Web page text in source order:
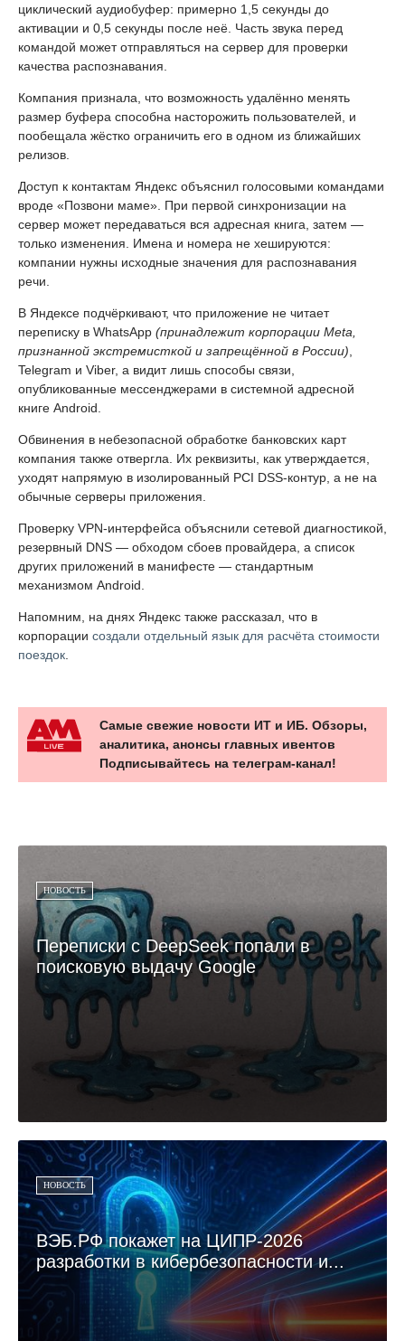
циклический аудиобуфер: примерно 1,5 секунды до
активации и 0,5 секунды после неё. Часть звука перед
командой может отправляться на сервер для проверки
качества распознавания.
Компания признала, что возможность удалённо менять
размер буфера способна насторожить пользователей, и
пообещала жёстко ограничить его в одном из ближайших
релизов.
Доступ к контактам Яндекс объяснил голосовыми командами
вроде «Позвони маме». При первой синхронизации на
сервер может передаваться вся адресная книга, затем —
только изменения. Имена и номера не хешируются:
компании нужны исходные значения для распознавания
речи.
В Яндексе подчёркивают, что приложение не читает
переписку в WhatsApp (принадлежит корпорации Meta,
признанной экстремисткой и запрещённой в России)
Telegram и Viber, а видит лишь способы связи,
опубликованные мессенджерами в системной адресной
книге Android.
Обвинения в небезопасной обработке банковских карт
компания также отвергла. Их реквизиты, как утверждается,
уходят напрямую в изолированный PCI DSS-контур, а не на
обычные серверы приложения.
Проверку VPN-интерфейса объяснили сетевой диагностикой,
резервный DNS — обходом сбоев провайдера, а список
других приложений в манифесте — стандартным
механизмом Android.
Напомним, на днях Яндекс также рассказал, что в
корпорации создали отдельный язык для расчёта стоимости
поездок
Самые свежие новости ИТ и ИБ. Обзоры,
аналитика, анонсы главных ивентов
Подписывайтесь на телеграм-канал!
НОВОСТЬ
Переписки с DeepSeek попали в
поисковую выдачу Google
НОВОСТЬ
ВЭБ.РФ покажет на ЦИПР-2026
разработки в кибербезопасности и...